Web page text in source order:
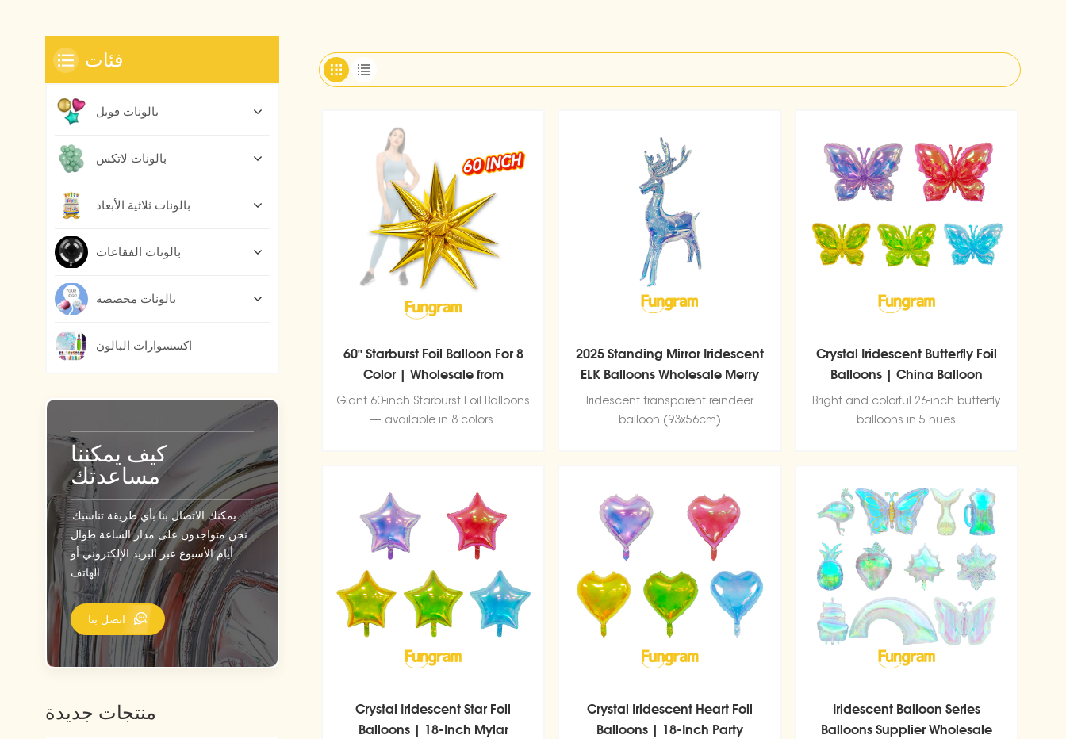
60" Starburst Foil Balloon For 8
Color | Wholesale from
Fungram Balloon Factory
Giant 60-inch Starburst Foil Balloons
— available in 8 colors.
2025 Standing Mirror Iridescent
ELK Balloons Wholesale Merry
Christmas Balloons
Iridescent transparent reindeer
balloon (93x56cm)
Crystal Iridescent Butterfly Foil
Balloons | China Balloon
Wholesale Factory
Bright and colorful 26-inch butterfly
balloons in 5 hues
Crystal Iridescent Star Foil
Balloons | 18-Inch Mylar
Crystal Iridescent Heart Foil
Balloons | 18-Inch Party
Iridescent Balloon Series
Balloons Supplier Wholesale
فئات
بالونات فويل
بالونات لاتكس
بالونات ثلاثية الأبعاد
بالونات الفقاعات
بالونات مخصصة
اكسسوارات البالون
كيف يمكننا
مساعدتك
يمكنك الاتصال بنا بأي طريقة تناسبك.
نحن متواجدون على مدار الساعة طوال
أيام الأسبوع عبر البريد الإلكتروني أو
الهاتف.
اتصل بنا
منتجات جديدة